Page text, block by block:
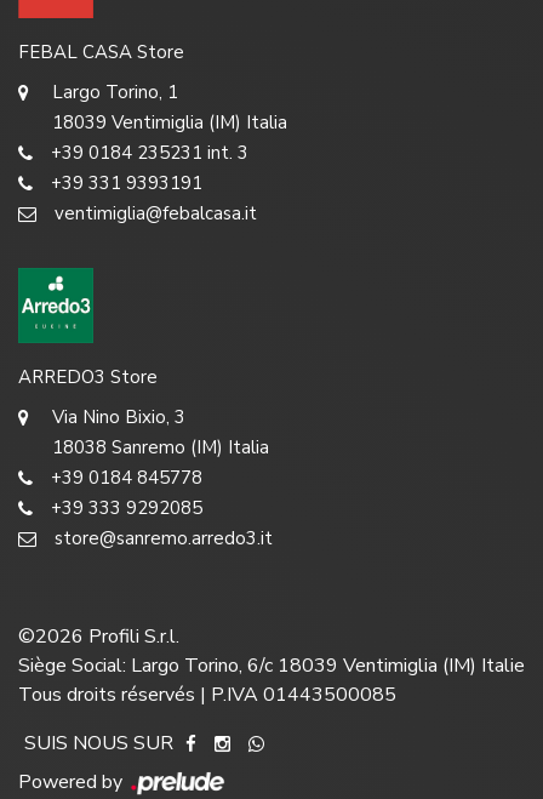
FEBAL CASA Store
Largo Torino, 1
18039 Ventimiglia (IM) Italia
+39 0184 235231 int. 3
+39 331 9393191
ventimiglia@febalcasa.it
ARREDO3 Store
Via Nino Bixio, 3
18038 Sanremo (IM) Italia
+39 0184 845778
+39 333 9292085
store@sanremo.arredo3.it
©2026 Profili S.r.l.
Siège Social: Largo Torino, 6/c 18039 Ventimiglia (IM) Italie
Tous droits réservés | P.IVA 01443500085
SUIS NOUS SUR
Powered by